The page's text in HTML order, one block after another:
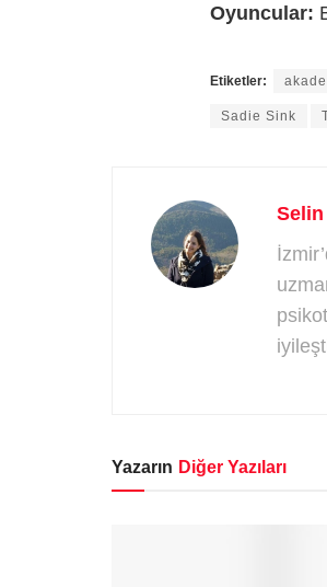
Oyuncular:
Etiketler:
Sadie Sink
Selin
Yazarın Diğer Yazıları